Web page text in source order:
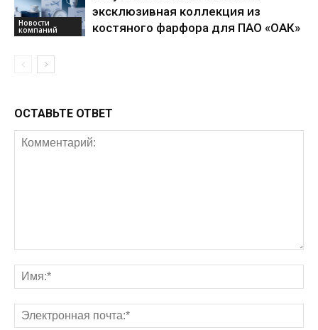
Новости
компаний
эксклюзивная коллекция из
костяного фарфора для ПАО «ОАК»
ОСТАВЬТЕ ОТВЕТ